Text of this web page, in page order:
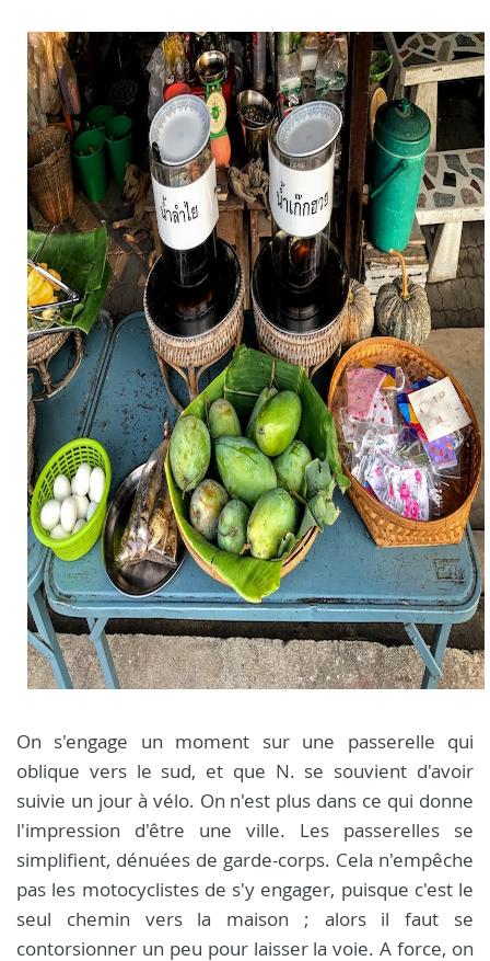
On s'engage un moment sur une passerelle qui
oblique vers le sud, et que N. se souvient d'avoir
suivie un jour à vélo. On n'est plus dans ce qui donne
l'impression d'être une ville. Les passerelles se
simplifient, dénuées de garde-corps. Cela n'empêche
pas les motocyclistes de s'y engager, puisque c'est le
seul chemin vers la maison ; alors il faut se
contorsionner un peu pour laisser la voie. A force, on